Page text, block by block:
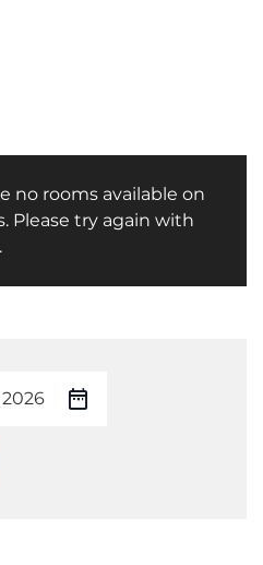
no rooms available on
Please try again with